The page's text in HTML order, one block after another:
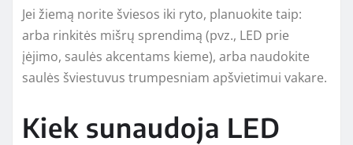
Jei žiemą norite šviesos iki ryto, planuokite taip:
arba rinkitės mišrų sprendimą (pvz., LED prie
įėjimo, saulės akcentams kieme), arba naudokite
saulės šviestuvus trumpesniam apšvietimui vakare.
Kiek sunaudoja LED